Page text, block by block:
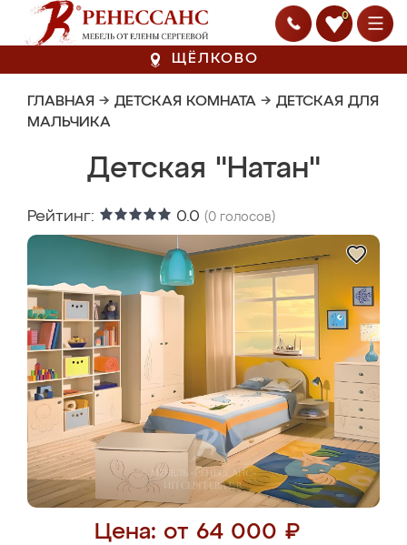
0
ЩЁЛКОВО
ГЛАВНАЯ → ДЕТСКАЯ КОМНАТА → ДЕТСКАЯ ДЛЯ
МАЛЬЧИКА
Детская "Натан"
Рейтинг: 0.0 (0 голосов)
Цена: от 64 000 ₽